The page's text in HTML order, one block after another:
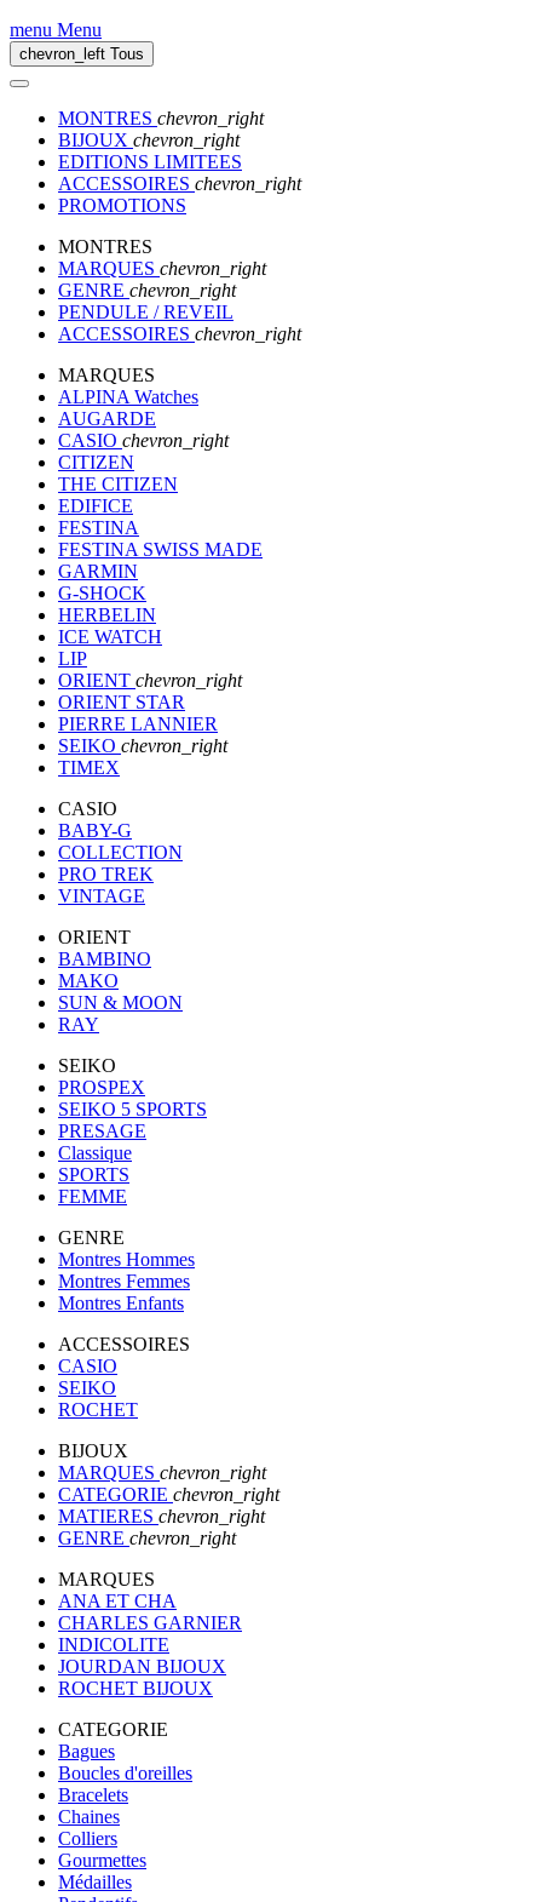
menu Menu
chevron_left Tous
MONTRES chevron_right
BIJOUX chevron_right
EDITIONS LIMITEES
ACCESSOIRES chevron_right
PROMOTIONS
MONTRES
MARQUES chevron_right
GENRE chevron_right
PENDULE / REVEIL
ACCESSOIRES chevron_right
MARQUES
ALPINA Watches
AUGARDE
CASIO chevron_right
CITIZEN
THE CITIZEN
EDIFICE
FESTINA
FESTINA SWISS MADE
GARMIN
G-SHOCK
HERBELIN
ICE WATCH
LIP
ORIENT chevron_right
ORIENT STAR
PIERRE LANNIER
SEIKO chevron_right
TIMEX
CASIO
BABY-G
COLLECTION
PRO TREK
VINTAGE
ORIENT
BAMBINO
MAKO
SUN & MOON
RAY
SEIKO
PROSPEX
SEIKO 5 SPORTS
PRESAGE
Classique
SPORTS
FEMME
GENRE
Montres Hommes
Montres Femmes
Montres Enfants
ACCESSOIRES
CASIO
SEIKO
ROCHET
BIJOUX
MARQUES chevron_right
CATEGORIE chevron_right
MATIERES chevron_right
GENRE chevron_right
MARQUES
ANA ET CHA
CHARLES GARNIER
INDICOLITE
JOURDAN BIJOUX
ROCHET BIJOUX
CATEGORIE
Bagues
Boucles d'oreilles
Bracelets
Chaines
Colliers
Gourmettes
Médailles